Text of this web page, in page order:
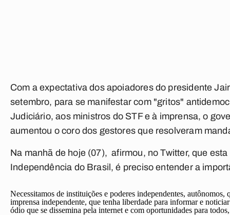
Com a expectativa dos apoiadores do presidente
setembro, para se manifestar com "gritos"
Judiciário, aos ministros do STF e à imprensa, o
aumentou o coro dos gestores que resolveram
Na manhã de hoje (07), afirmou, no Twitter, que
Independência do Brasil, é preciso entender a
Necessitamos de instituições e poderes independentes,
imprensa independente, que tenha liberdade para informar e
ódio que se dissemina pela internet e com oportunidades para